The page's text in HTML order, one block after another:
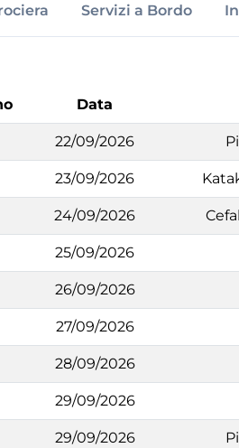
Servizi a Bordo
Data
22/09/2026
23/09/2026
24/09/2026
25/09/2026
26/09/2026
27/09/2026
28/09/2026
29/09/2026
29/09/2026